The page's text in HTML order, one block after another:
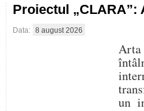
Proiectul „CLARA”:
Data: 8 august 2026
un